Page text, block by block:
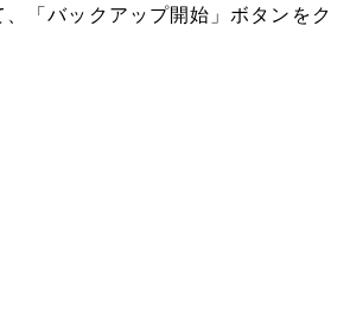
「バックアップ開始」ボタンをク